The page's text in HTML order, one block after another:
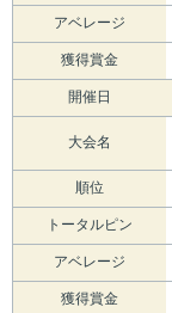
アベレージ
獲得賞金
開催日
大会名
順位
トータルピン
アベレージ
獲得賞金